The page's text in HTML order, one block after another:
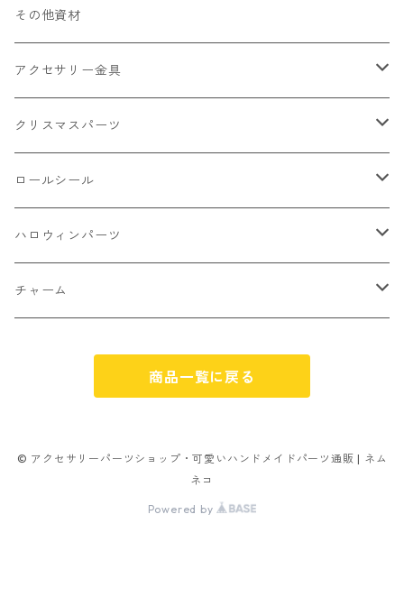
パン
ゼリー
くま
フレーク カット済
シール付き
フルーツ系 野菜果物
お花
ミニパーツ ネイル
雑貨系
シーズン系
キャッツアイ
丸玉8㎜ ラウンド
カボチャ
クラック
ソロバン型
アルファベット
単文字
スマイル
フラワー お花
ミックス
2㎜
不透明
3㎜
不透明タイプ
ミックスタイプ
4㎜
その他資材
アクセサリー金具
カラー丸カン
10㎜
ボールチップ
ピアスパーツ
ヘアーパーツ
カニカン
クリスマスパーツ
プラチャーム
デコパーツ 貼り付けパーツ
OPP袋
アクリルビーズ
フレークシュガー
ロールシール
サンキュー
クリスマス
フレークシュガー
ハロウィンパーツ
おばけ
チャーム
アルファベット
商品一覧に戻る
© アクセサリーパーツショップ・可愛いハンドメイドパーツ通販 | ネム
ネコ
Powered by